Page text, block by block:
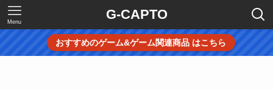
G-CAPTO
Menu
おすすめのゲーム&ゲーム関連商品 はこちら